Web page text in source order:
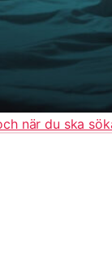
när du ska